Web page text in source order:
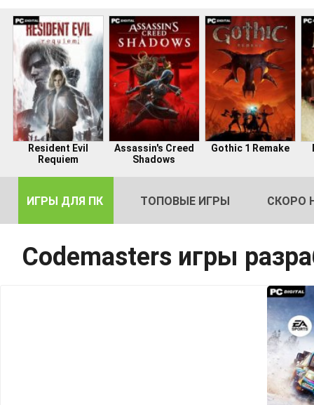
Resident Evil
Requiem
Assassin's Creed
Shadows
Gothic 1 Remake
ИГРЫ ДЛЯ ПК ТОПОВЫЕ ИГРЫ СКОРО
Codemasters игры